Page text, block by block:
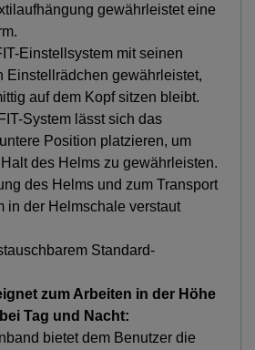
gewährleistet eine
Einstellsystem mit seinen
Einstellrädchen gewährleistet,
auf dem Kopf sitzen bleibt.
System lässt sich das
Position platzieren, um
des Helms zu gewährleisten.
des Helms und zum Transport
in der Helmschale verstaut
Standard-
zum Arbeiten in der Höhe
Tag und Nacht:
bietet dem Benutzer die